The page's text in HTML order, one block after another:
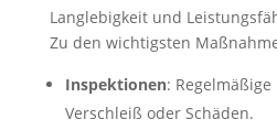
Langlebigkeit und
Zu den wichtigsten
Inspektionen:
Verschleiß oder Schäden.